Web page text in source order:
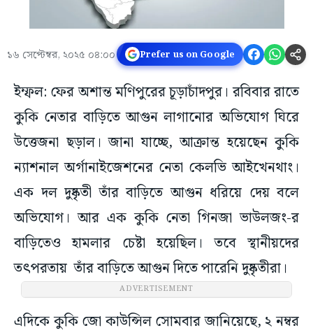
১৬ সেপ্টেম্বর, ২০২৫ ০৪:০০ Prefer us on Google
ইম্ফল: ফের অশান্ত মণিপুরের চূড়াচাঁদপুর। রবিবার রাতে
কুকি নেতার বাড়িতে আগুন লাগানোর অভিযোগ ঘিরে
উত্তেজনা ছড়াল। জানা যাচ্ছে, আক্রান্ত হয়েছেন কুকি
ন্যাশনাল অর্গানাইজেশনের নেতা কেলভি আইখেনথাং।
এক দল দুষ্কৃতী তাঁর বাড়িতে আগুন ধরিয়ে দেয় বলে
অভিযোগ। আর এক কুকি নেতা গিনজা ভাউলজং-র
বাড়িতেও হামলার চেষ্টা হয়েছিল। তবে স্থানীয়দের
তৎপরতায় তাঁর বাড়িতে আগুন দিতে পারেনি দুষ্কৃতীরা।
ADVERTISEMENT
এদিকে কুকি জো কাউন্সিল সোমবার জানিয়েছে, ২ নম্বর